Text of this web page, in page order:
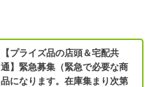
【プライズ品の店頭＆宅配共
通】緊急募集（緊急で必要な商
品になります。在庫集まり次第